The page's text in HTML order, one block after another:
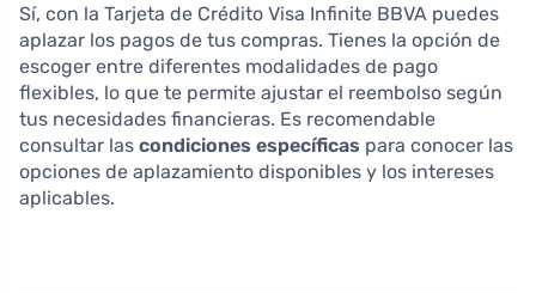
Sí, con la Tarjeta de Crédito Visa Infinite BBVA puedes
aplazar los pagos de tus compras. Tienes la opción de
escoger entre diferentes modalidades de pago
flexibles, lo que te permite ajustar el reembolso según
tus necesidades financieras. Es recomendable
consultar las condiciones específicas para conocer las
opciones de aplazamiento disponibles y los intereses
aplicables.